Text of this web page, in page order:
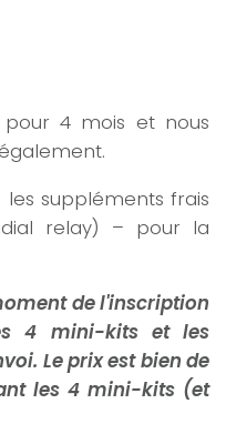
4 mois et nous
les suppléments frais
relay) – pour la
de l'inscription
4 mini-kits et les
Le prix est bien de
les 4 mini-kits (et